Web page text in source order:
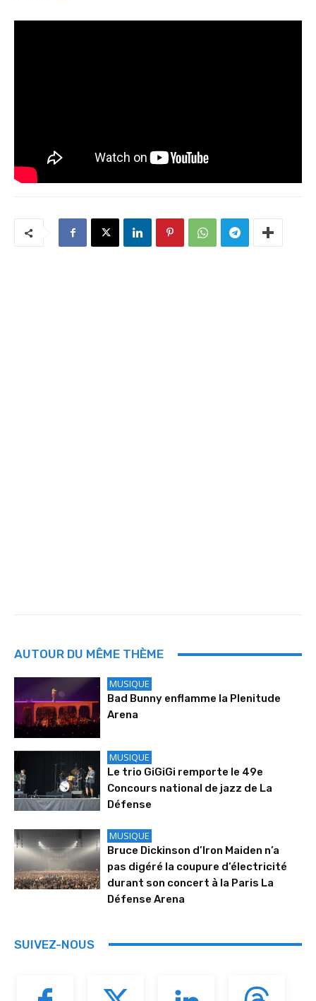
AUTOUR DU MÊME THÈME
MUSIQUE
Bad Bunny enflamme la Plenitude
Arena
MUSIQUE
Le trio GiGiGi remporte le 49e
Concours national de jazz de La
Défense
MUSIQUE
Bruce Dickinson d’Iron Maiden n’a
pas digéré la coupure d’électricité
durant son concert à la Paris La
Défense Arena
SUIVEZ-NOUS